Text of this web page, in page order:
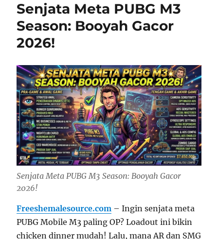
Senjata Meta PUBG M3
Season: Booyah Gacor
2026!
Senjata Meta PUBG M3 Season: Booyah Gacor
2026!
Freeshemalesource.com – Ingin senjata meta
PUBG Mobile M3 paling OP? Loadout ini bikin
chicken dinner mudah! Lalu, mana AR dan SMG